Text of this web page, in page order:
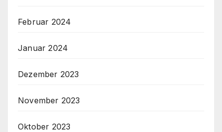
Februar 2024
Januar 2024
Dezember 2023
November 2023
Oktober 2023